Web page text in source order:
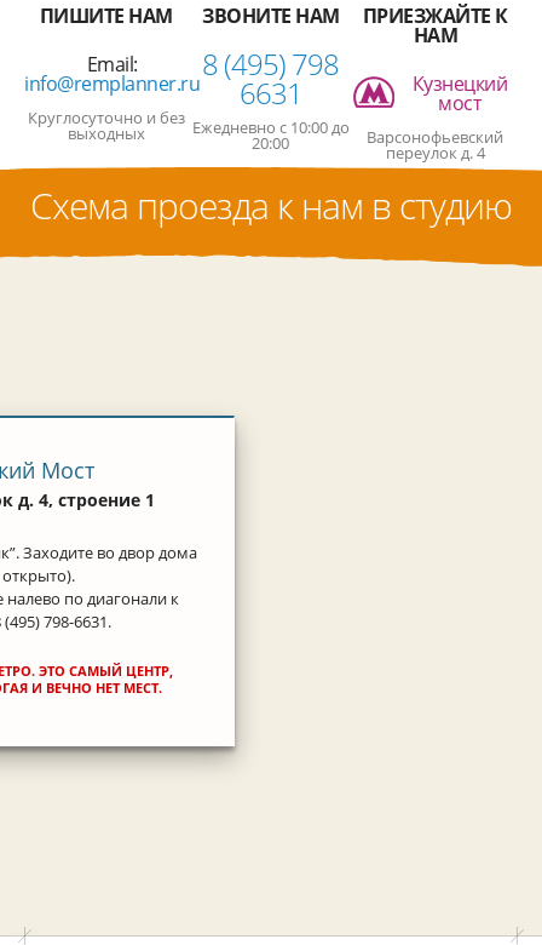
ПИШИТЕ НАМ
Email:
info@remplanner.ru
Круглосуточно и без
выходных
ЗВОНИТЕ НАМ
8 (495) 798
6631
Ежедневно с 10:00 до
20:00
ПРИЕЗЖАЙТЕ К
НАМ
Кузнецкий
мост
Варсонофьевский
переулок д. 4
Схема проезда к нам в студию
Мост
д. 4, строение 1
Заходите во двор дома
по диагонали к
798-6631.
ЭТО САМЫЙ ЦЕНТР,
И ВЕЧНО НЕТ МЕСТ.